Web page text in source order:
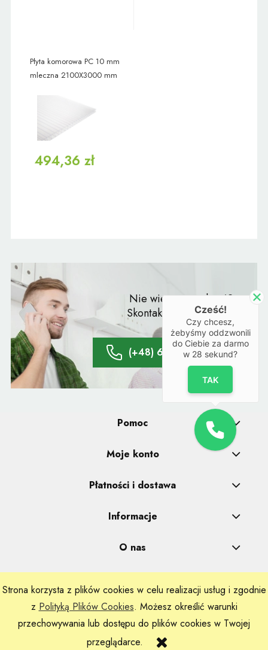
Strona korzysta z plików cookies w celu realizacji usług i zgodnie
z Polityką Plików Cookies. Możesz określić warunki
przechowywania lub dostępu do plików cookies w Twojej
przeglądarce.
Płyta komorowa PC 10 mm
mleczna 2100X3000 mm
494,36 zł
Nie wiesz co wybrać?
Skontaktuj się z naszym
doradcą:
(+48) 61 428 20 66
Pomoc
Moje konto
Płatności i dostawa
Informacje
O nas
Realizacje: Dpl Agency -Szablony Shoper
Cześć!
Czy chcesz,
żebyśmy oddzwonili
do Ciebie za darmo
w 28 sekund?
TAK